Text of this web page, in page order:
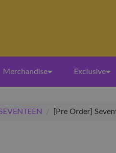
Merchandise Exclusive
/ [Pre Order]